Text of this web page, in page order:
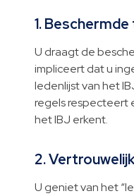
1.
U draagt de
impliceert dat u
ledenlijst van het
regels respecteert
het IBJ erkent.
2.
U geniet van het